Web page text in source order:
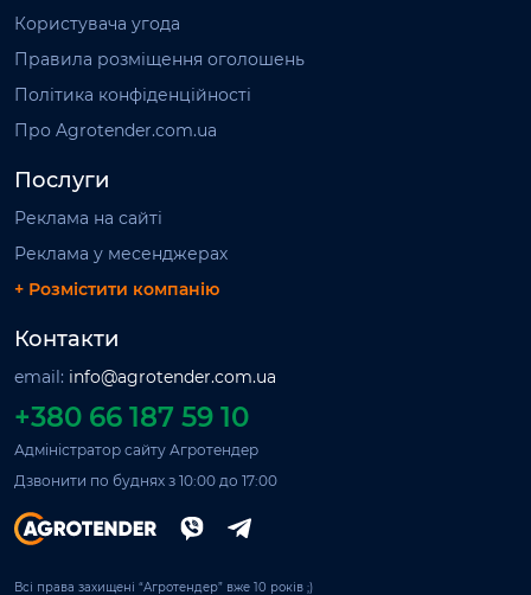
Користувача угода
Правила розміщення оголошень
Політика конфіденційності
Про Agrotender.com.ua
Послуги
Реклама на сайті
Реклама у месенджерах
+ Розмістити компанію
Контакти
email: info@agrotender.com.ua
+380 66 187 59 10
Адміністратор сайту Агротендер
Дзвонити по буднях з 10:00 до 17:00
Всі права захищені “Агротендер” вже 10 років ;)